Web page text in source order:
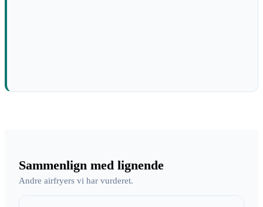
Sammenlign med lignende
Andre airfryers vi har vurderet.